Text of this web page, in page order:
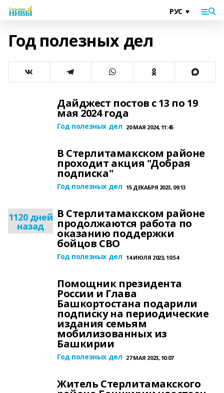
Год полезных дел
Дайджест постов с 13 по 19
мая 2024 года
Год полезных дел 20 МАЯ 2024, 11:45
В Стерлитамакском районе
проходит акция "Добрая
подписка"
Год полезных дел 15 ДЕКАБРЯ 2023, 09:13
1120 дней
назад
В Стерлитамакском районе
продолжаются работа по
оказанию поддержки
бойцов СВО
Год полезных дел 14 ИЮЛЯ 2023, 10:54
Помощник президента
России и Глава
Башкортостана подарили
подписку на периодические
издания семьям
мобилизованных из
Башкирии
Год полезных дел 27 МАЯ 2023, 10:07
Житель Стерлитамакского